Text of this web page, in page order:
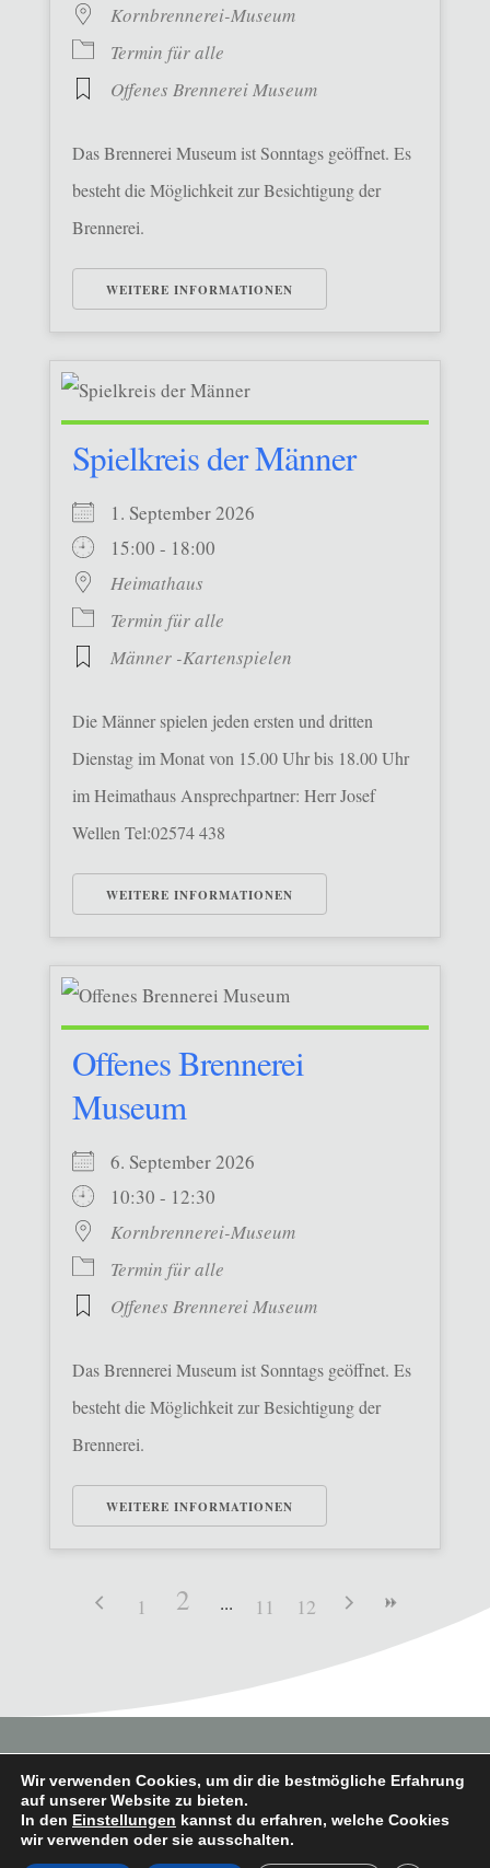
Kornbrennerei-Museum
Termin für alle
Offenes Brennerei Museum
Das Brennerei Museum ist Sonntags geöffnet. Es
besteht die Möglichkeit zur Besichtigung der
Brennerei.
WEITERE INFORMATIONEN
Spielkreis der Männer
1. September 2026
15:00 - 18:00
Heimathaus
Termin für alle
Männer -Kartenspielen
Die Männer spielen jeden ersten und dritten
Dienstag im Monat von 15.00 Uhr bis 18.00 Uhr
im Heimathaus Ansprechpartner: Herr Josef
Wellen Tel:02574 438
WEITERE INFORMATIONEN
Offenes Brennerei
Museum
6. September 2026
10:30 - 12:30
Kornbrennerei-Museum
Termin für alle
Offenes Brennerei Museum
Das Brennerei Museum ist Sonntags geöffnet. Es
besteht die Möglichkeit zur Besichtigung der
Brennerei.
WEITERE INFORMATIONEN
1 2 11 12
Copyright © 2026 Heimatverein Saerbeck
Wir verwenden Cookies, um dir die bestmögliche Erfahrung
auf unserer Website zu bieten.
In den Einstellungen kannst du erfahren, welche Cookies
wir verwenden oder sie ausschalten.